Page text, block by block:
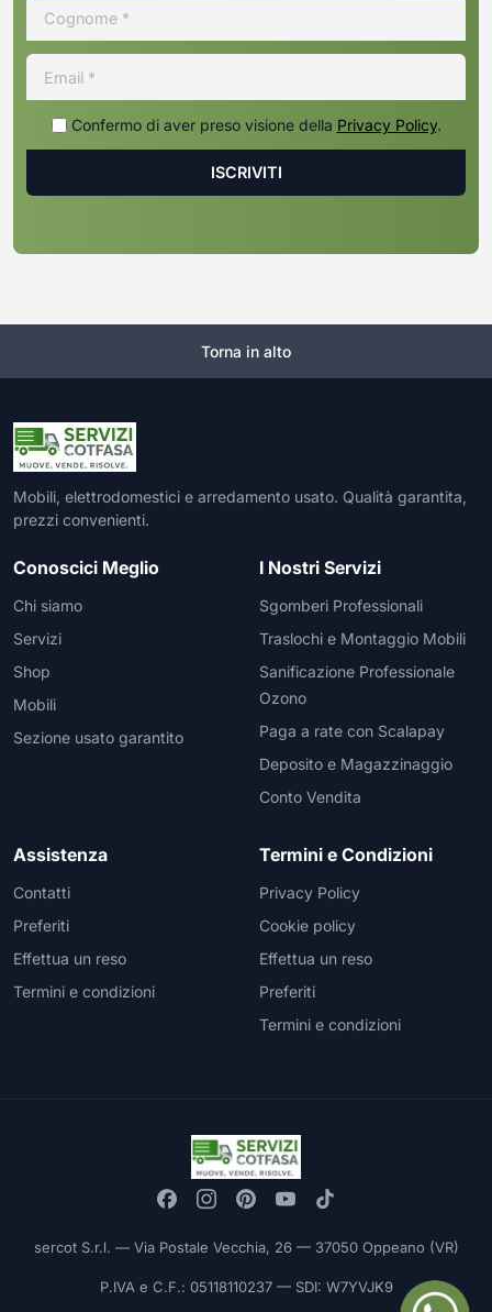
Confermo di aver preso visione della Privacy Policy.
Torna in alto
Mobili, elettrodomestici e arredamento usato. Qualità garantita,
prezzi convenienti.
Conoscici Meglio
Chi siamo
Servizi
Shop
Mobili
Sezione usato garantito
I Nostri Servizi
Sgomberi Professionali
Traslochi e Montaggio Mobili
Sanificazione Professionale
Ozono
Paga a rate con Scalapay
Deposito e Magazzinaggio
Conto Vendita
Assistenza
Contatti
Preferiti
Effettua un reso
Termini e condizioni
Termini e Condizioni
Privacy Policy
Cookie policy
Effettua un reso
Preferiti
Termini e condizioni
sercot S.r.l. — Via Postale Vecchia, 26 — 37050 Oppeano (VR)
P.IVA e C.F.: 05118110237 — SDI: W7YVJK9